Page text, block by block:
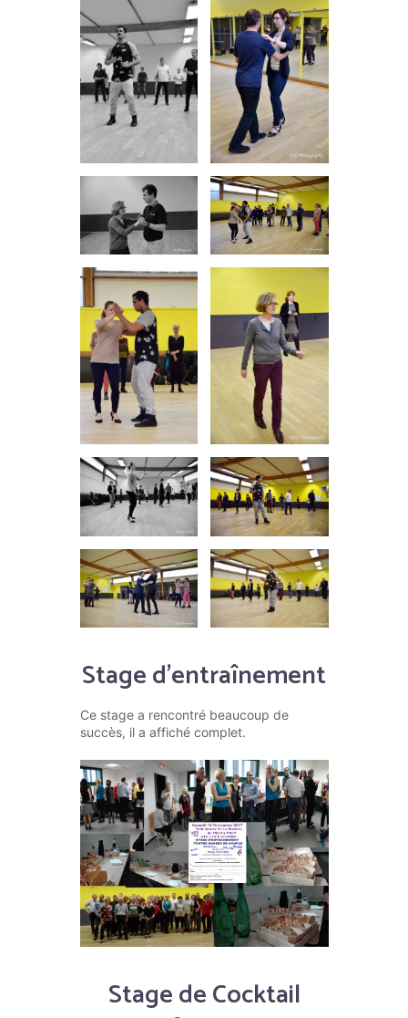
Stage d’entraînement
Ce stage a rencontré beaucoup de
succès, il a affiché complet.
Stage de Cocktail